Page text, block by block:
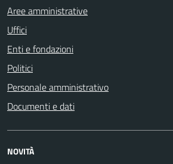
Aree amministrative
Uffici
Enti e fondazioni
Politici
Personale amministrativo
Documenti e dati
NOVITÀ